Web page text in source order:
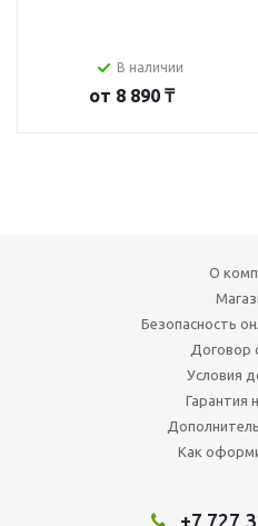
В наличии
от 8 890 ₸
О
Безопасность
Договор
Условия
Гарантия
Как
+7 727